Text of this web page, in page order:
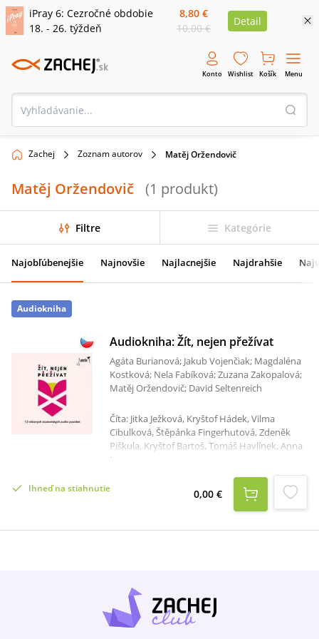
iPray 6: Cezročné obdobie
18. - 26. týždeň
8,80 €
10,00 €
Detail
Konto Wishlist Košík Menu
Zachej Zoznam autorov Matěj Oržendovič
Matěj Oržendovič (1 produkt)
Filtre Kategórie
Najobľúbenejšie Najnovšie Najlacnejšie Najdrahšie
Audiokniha
Audiokniha: Žít, nejen přežívat
Agáta Burianová; Jakub Vojenčiak; Magdaléna
Kostková; Nela Fabíková; Zuzana Zakopalová;
Matěj Oržendovič; David Seltenreich
Číta: Jitka Ježková, Kryštof Hádek, Vilma
Cibulková, Štěpánka Fingerhutová, Zdeněk
Piškula, Kryštof Bartoš, Tomáš Havlínek, Anna
Kameníková, Elizaveta Maximová, Klára Issová,
Antonie Rašilovová, David Petržalka Celkový
čas: 2 hodiny 29 minút Povídky jsou dílem
literární soutěž „Žít, nejen přežívat“, kterou
vyhlásil spolek Amelie z.s. ve spolupráci s
agenturou Impact PR & Consultancy a.s.
který poskytuje onkologicky nemocným a
jejich blízkým psychosociální pomoc, jež jim
pomáhá lépe zvládat náročné životní situace
Ihneď na stiahnutie 0,00 €